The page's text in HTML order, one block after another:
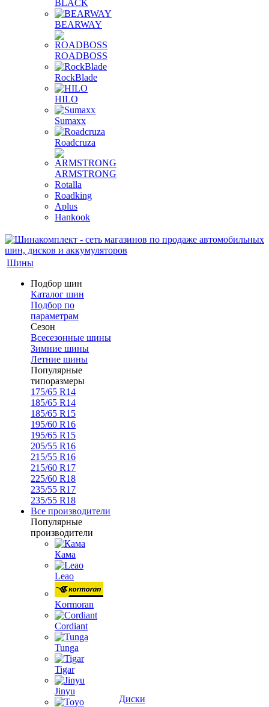
BLACK
BEARWAY
ROADBOSS
RockBlade
HILO
Sumaxx
Roadcruza
ARMSTRONG
Rotalla
Roadking
Aplus
Hankook
Шины
Подбор шин
Каталог шин
Подбор по
параметрам
Сезон
Всесезонные шины
Зимние шины
Летние шины
Популярные
типоразмеры
175/65 R14
185/65 R14
185/65 R15
195/60 R16
195/65 R15
205/55 R16
215/55 R16
215/60 R17
225/60 R18
235/55 R17
235/55 R18
Все производители
Популярные
производители
Кама
Leao
Kormoran
Cordiant
Tunga
Tigar
Jinyu
Диски